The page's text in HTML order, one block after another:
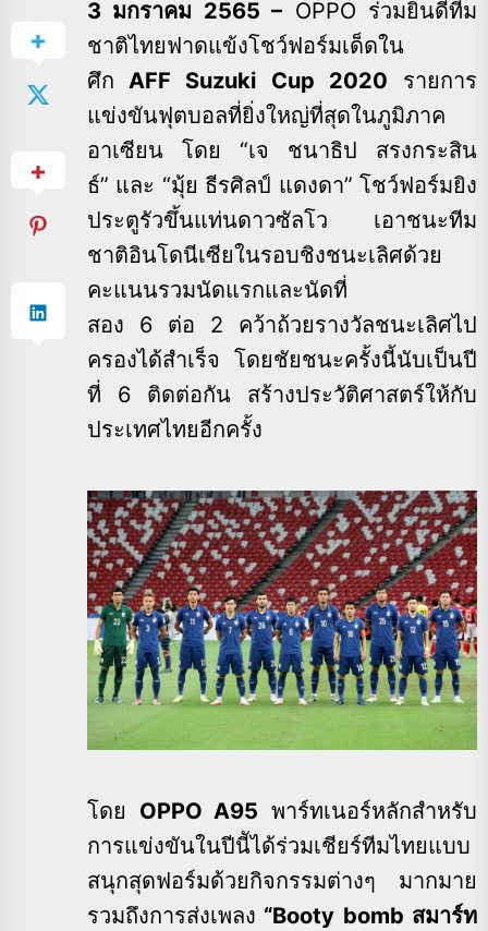
3 มกราคม 2565 – OPPO ร่วมยินดีทีม
ชาติไทยฟาดแข้งโชว์ฟอร์มเด็ดใน
ศึก AFF Suzuki Cup 2020 รายการ
แข่งขันฟุตบอลที่ยิ่งใหญ่ที่สุดในภูมิภาค
อาเซียน โดย “เจ ชนาธิป สรงกระสิน
ธ์” และ “มุ้ย ธีรศิลป์ แดงดา” โชว์ฟอร์มยิง
ประตูรัวขึ้นแท่นดาวซัลโว เอาชนะทีม
ชาติอินโดนีเซียในรอบชิงชนะเลิศด้วย
คะแนนรวมนัดแรกและนัดที่
สอง 6 ต่อ 2 คว้าถ้วยรางวัลชนะเลิศไป
ครองได้สำเร็จ โดยชัยชนะครั้งนี้นับเป็นปี
ที่ 6 ติดต่อกัน สร้างประวัติศาสตร์ให้กับ
ประเทศไทยอีกครั้ง
โดย OPPO A95 พาร์ทเนอร์หลักสำหรับ
การแข่งขันในปีนีัได้ร่วมเชียร์ทีมไทยแบบ
สนุกสุดฟอร์มด้วยกิจกรรมต่างๆ มากมาย
รวมถึงการส่งเพลง “Booty bomb สมาร์ท